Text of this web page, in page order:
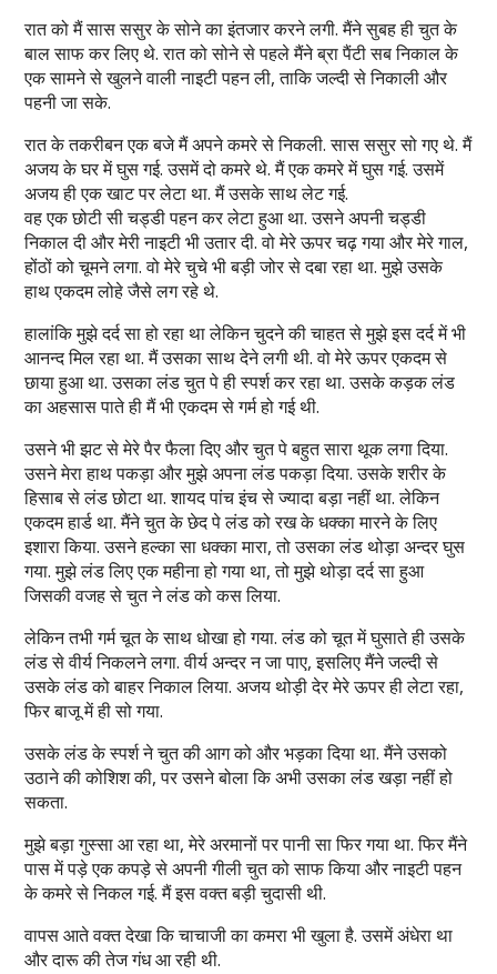
रात को मैं सास ससुर के सोने का इंतजार करने लगी. मैंने सुबह ही चुत के
बाल साफ कर लिए थे. रात को सोने से पहले मैंने ब्रा पैंटी सब निकाल के
एक सामने से खुलने वाली नाइटी पहन ली, ताकि जल्दी से निकाली और
पहनी जा सके.
रात के तकरीबन एक बजे मैं अपने कमरे से निकली. सास ससुर सो गए थे. मैं
अजय के घर में घुस गई. उसमें दो कमरे थे. मैं एक कमरे में घुस गई. उसमें
अजय ही एक खाट पर लेटा था. मैं उसके साथ लेट गई.
वह एक छोटी सी चड्डी पहन कर लेटा हुआ था. उसने अपनी चड्डी
निकाल दी और मेरी नाइटी भी उतार दी. वो मेरे ऊपर चढ़ गया और मेरे गाल,
होंठों को चूमने लगा. वो मेरे चुचे भी बड़ी जोर से दबा रहा था. मुझे उसके
हाथ एकदम लोहे जैसे लग रहे थे.
हालांकि मुझे दर्द सा हो रहा था लेकिन चुदने की चाहत से मुझे इस दर्द में भी
आनन्द मिल रहा था. मैं उसका साथ देने लगी थी. वो मेरे ऊपर एकदम से
छाया हुआ था. उसका लंड चुत पे ही स्पर्श कर रहा था. उसके कड़क लंड
का अहसास पाते ही मैं भी एकदम से गर्म हो गई थी.
उसने भी झट से मेरे पैर फैला दिए और चुत पे बहुत सारा थूक लगा दिया.
उसने मेरा हाथ पकड़ा और मुझे अपना लंड पकड़ा दिया. उसके शरीर के
हिसाब से लंड छोटा था. शायद पांच इंच से ज्यादा बड़ा नहीं था. लेकिन
एकदम हार्ड था. मैंने चुत के छेद पे लंड को रख के धक्का मारने के लिए
इशारा किया. उसने हल्का सा धक्का मारा, तो उसका लंड थोड़ा अन्दर घुस
गया. मुझे लंड लिए एक महीना हो गया था, तो मुझे थोड़ा दर्द सा हुआ
जिसकी वजह से चुत ने लंड को कस लिया.
लेकिन तभी गर्म चूत के साथ धोखा हो गया. लंड को चूत में घुसाते ही उसके
लंड से वीर्य निकलने लगा. वीर्य अन्दर न जा पाए, इसलिए मैंने जल्दी से
उसके लंड को बाहर निकाल लिया. अजय थोड़ी देर मेरे ऊपर ही लेटा रहा,
फिर बाजू में ही सो गया.
उसके लंड के स्पर्श ने चुत की आग को और भड़का दिया था. मैंने उसको
उठाने की कोशिश की, पर उसने बोला कि अभी उसका लंड खड़ा नहीं हो
सकता.
मुझे बड़ा गुस्सा आ रहा था, मेरे अरमानों पर पानी सा फिर गया था. फिर मैंने
पास में पड़े एक कपड़े से अपनी गीली चुत को साफ किया और नाइटी पहन
के कमरे से निकल गई. मैं इस वक्त बड़ी चुदासी थी.
वापस आते वक्त देखा कि चाचाजी का कमरा भी खुला है. उसमें अंधेरा था
और दारू की तेज गंध आ रही थी.